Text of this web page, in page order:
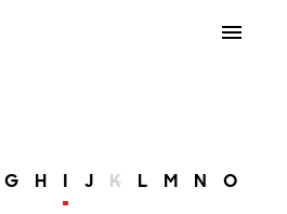
G H I J K L M N O